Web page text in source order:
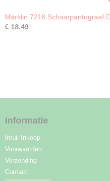
Märklin 7218 Schaarpantograaf
€ 18,49
Informatie
Inruil Inkoop
Voorwaarden
Verzending
Contact